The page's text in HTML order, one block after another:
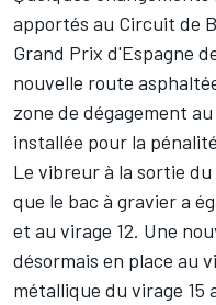
apportés au Circuit de
Grand Prix d'Espagne
nouvelle route
zone de dégagement
installée pour la
Le vibreur à la sortie
que le bac à gravier a
et au virage 12. Une
désormais en place au
métallique du virage 15